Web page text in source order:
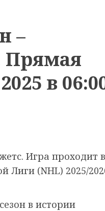
–
Прямая
в
Игра проходит в
(NHL) 2025/
в истории